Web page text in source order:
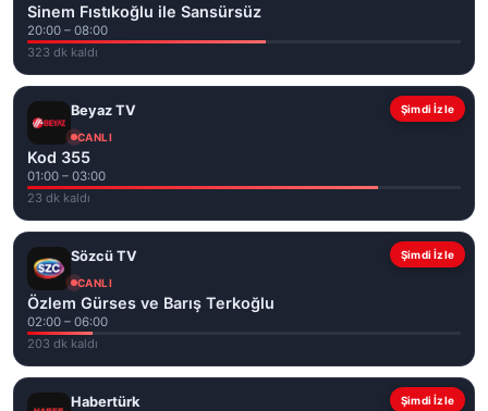
Sinem Fıstıkoğlu ile Sansürsüz
20:00 – 08:00
323 dk kaldı
Şimdi İzle
Beyaz TV
CANLI
Kod 355
01:00 – 03:00
23 dk kaldı
Şimdi İzle
Sözcü TV
CANLI
Özlem Gürses ve Barış Terkoğlu
02:00 – 06:00
203 dk kaldı
Şimdi İzle
Habertürk